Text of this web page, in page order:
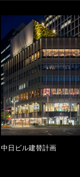
中日ビル建替計画